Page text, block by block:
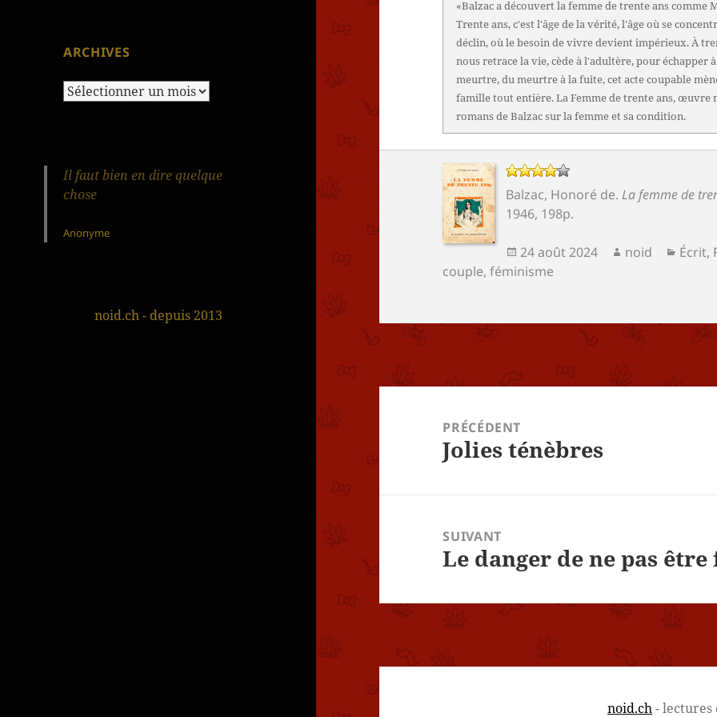
ARCHIVES
Archives
Il faut bien en dire quelque
chose
Anonyme
noid.ch - depuis 2013
«Balzac a découvert la femme de trente ans
Trente ans, c'est l'âge de la vérité, l'âge où se
déclin, où le besoin de vivre devient impérieux. À
nous retrace la vie, cède à l'adultère, pour échapper
meurtre, du meurtre à la fuite, cet acte coupable
famille tout entière. La Femme de trente ans, œuvre
romans de Balzac sur la femme et sa condition.
Balzac, Honoré de. La femme de
1946, 198p.
Publié
le
24 août 2024 Auteur
noid Écrit,
couple,féminisme
PRÉCÉDENT
Article
Jolies ténèbres
SUIVANT
Article
Le danger de ne pas
noid.ch - lectures